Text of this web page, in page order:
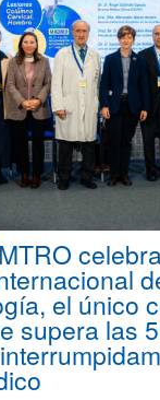
el único
supera las